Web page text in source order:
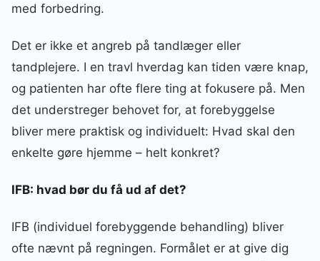
med forbedring.
Det er ikke et angreb på tandlæger eller
tandplejere. I en travl hverdag kan tiden være knap,
og patienten har ofte flere ting at fokusere på. Men
det understreger behovet for, at forebyggelse
bliver mere praktisk og individuelt: Hvad skal den
enkelte gøre hjemme – helt konkret?
IFB: hvad bør du få ud af det?
IFB (individuel forebyggende behandling) bliver
ofte nævnt på regningen. Formålet er at give dig